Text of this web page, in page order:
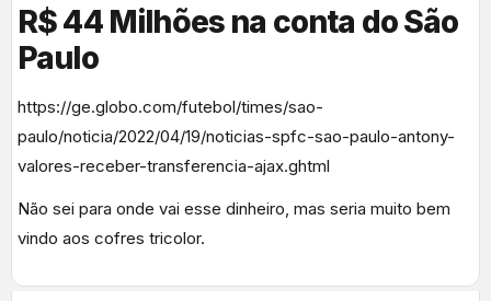
R$ 44 Milhões na conta do São
Paulo
https://ge.globo.com/futebol/times/sao-
paulo/noticia/2022/04/19/noticias-spfc-sao-paulo-antony-
valores-receber-transferencia-ajax.ghtml
Não sei para onde vai esse dinheiro, mas seria muito bem
vindo aos cofres tricolor.